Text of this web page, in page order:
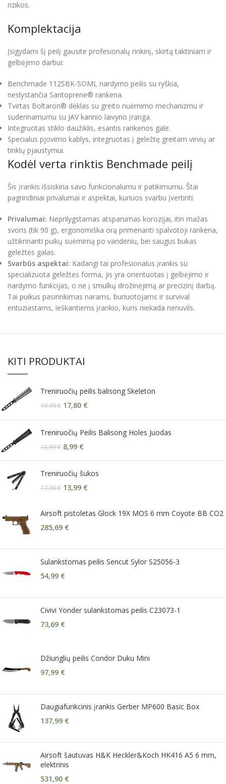
rizikos.
Komplektacija
Įsigydami šį peilį gausite profesionalų rinkinį, skirtą taktiniam ir
gelbėjimo darbui:
Benchmade 112SBK-SOML nardymo peilis su ryškia,
neslystančia Santoprene® rankena.
Tvirtas Boltaron® dėklas su greito nuėmimo mechanizmu ir
suderinamumu su JAV karinio laivyno įranga.
Integruotas stiklo daužiklis, esantis rankenos gale.
Specialus pjovimo kablys, integruotas į geležtę greitam virvių ar
tinklų pjaustymui.
Kodėl verta rinktis Benchmade peilį
Šis įrankis išsiskiria savo funkcionalumu ir patikimumu. Štai
pagrindiniai privalumai ir aspektai, kuriuos svarbu įvertinti:
Privalumai: Neprilygstamas atsparumas korozijai, itin mažas
svoris (tik 90 g), ergonomiška orą primenanti spalvotoji rankena,
užtikrinanti puikų suėmimą po vandeniu, bei saugus bukas
geležtės galas.
Svarbūs aspektai: Kadangi tai profesionalus įrankis su
specializuota geležtės forma, jis yra orientuotas į gelbėjimo ir
nardymo funkcijas, o ne į smulkų drožinėjimą ar precizinį darbą.
Tai puikus pasirinkimas narams, buriuotojams ir survival
entuziastams, ieškantiems įrankio, kuris niekada nenuvils.
KITI PRODUKTAI
Treniruočių peilis balisong Skeleton
19,99€ 17,80 €
Treniruočių Peilis Balisong Holes Juodas
13,99€ 8,99 €
Treniruočių šukos
17,99€ 13,99 €
Airsoft pistoletas Glock 19X MOS 6 mm Coyote BB CO2
285,69 €
Sulankstomas peilis Sencut Sylor S25056-3
54,99 €
Civivi Yonder sulankstomas peilis C23073-1
73,69 €
Džiunglių peilis Condor Duku Mini
97,99 €
Daugiafunkcinis įrankis Gerber MP600 Basic Box
137,99 €
Airsoft šautuvas H&K Heckler&Koch HK416 A5 6 mm,
elektrinis
531,90 €